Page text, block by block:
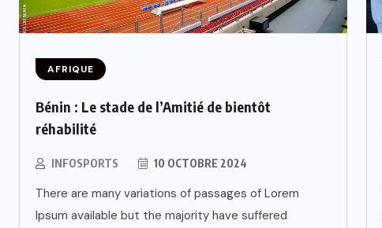
AFRIQUE
Bénin : Le stade de l’Amitié de bientôt
réhabilité
INFOSPORTS 10 OCTOBRE 2024
There are many variations of passages of Lorem
Ipsum available but the majority have suffered